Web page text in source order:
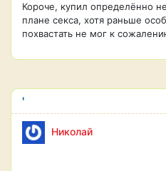
Короче, купил определённо
плане секса, хотя раньше
похвастать не мог к
'
Николай